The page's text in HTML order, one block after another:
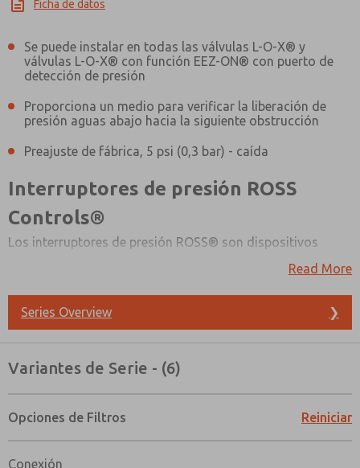
Ficha de datos
Se puede instalar en todas las válvulas L-O-X® y
válvulas L-O-X® con función EEZ-ON® con puerto de
detección de presión
Proporciona un medio para verificar la liberación de
presión aguas abajo hacia la siguiente obstrucción
Preajuste de fábrica, 5 psi (0,3 bar) - caída
Interruptores de presión ROSS
Controls®
Los interruptores de presión ROSS® son dispositivos
opcionales de verificación de liberación de energía
opción de detección de presión electrónica que se puede
integrar en un sistema de monitoreo de seguridad, que
estándares sugieren que el diseño de la máquina debería
incluir un método para verificar la liberación de energía
después del bloqueo.
Read More
Series Overview ❯
Variantes de Serie - (6)
Opciones de Filtros Reiniciar
Conexión
¿Método de Contacto Preferido?
Correo Electrónico